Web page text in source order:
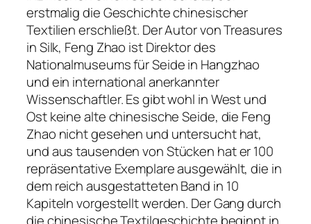
erstmalig die Geschichte chinesischer
Textilien erschließt. Der Autor von Treasures
in Silk, Feng Zhao ist Direktor des
Nationalmuseums für Seide in Hangzhao
und ein international anerkannter
Wissenschaftler. Es gibt wohl in West und
Ost keine alte chinesische Seide, die Feng
Zhao nicht gesehen und untersucht hat,
und aus tausenden von Stücken hat er 100
repräsentative Exemplare ausgewählt, die in
dem reich ausgestatteten Band in 10
Kapiteln vorgestellt werden. Der Gang durch
die chinesische Textilgeschichte beginnt in